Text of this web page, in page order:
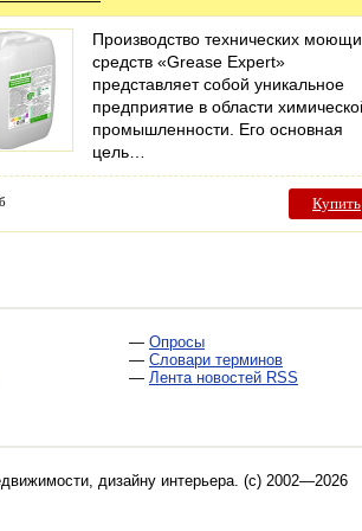
Производство технических
средств «Grease Expert»
представляет собой уникальное
предприятие в области
промышленности. Его основная
цель…
Купить
— Опросы
— Словари терминов
— Лента новостей RSS
дизайну интерьера. (c) 2002—2026